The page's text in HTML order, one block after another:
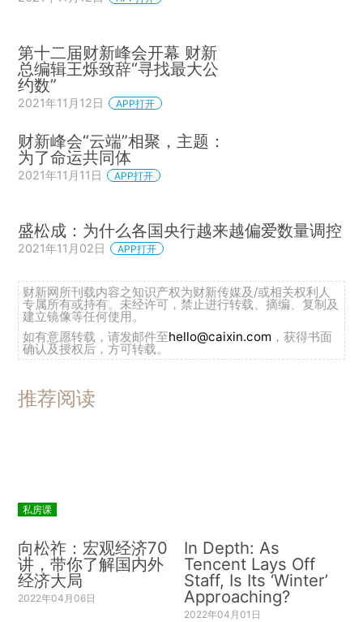
第十二届财新峰会开幕 财新
总编辑王烁致辞“寻找最大公
约数”
2021年11月12日 APP打开
财新峰会“云端”相聚，主题：
为了命运共同体
2021年11月11日 APP打开
盛松成：为什么各国央行越来越偏爱数量调控
2021年11月02日 APP打开
财新网所刊载内容之知识产权为财新传媒及/或相关权利人
专属所有或持有。未经许可，禁止进行转载、摘编、复制及
建立镜像等任何使用。
如有意愿转载，请发邮件至hello@caixin.com ，获得书面
确认及授权后，方可转载。
推荐阅读
私房课
向松祚：宏观经济70
讲，带你了解国内外
经济大局
2022年04月06日
In Depth: As
Tencent Lays Off
Staff, Is Its ‘Winter’
Approaching?
2022年04月01日